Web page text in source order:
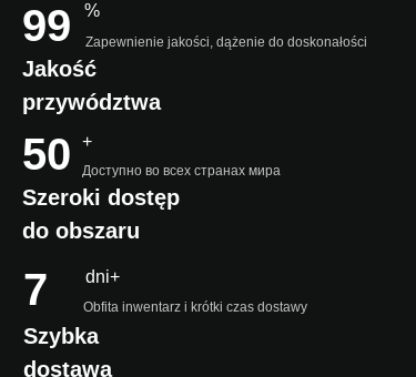
99 %
Zapewnienie jakości, dążenie do doskonałości
Jakość
przywództwa
7 dni+
Obfita inwentarz i krótki czas dostawy
Szybka
dostawa
50 Доступно во всех странах мира
+
Szeroki dostęp
do obszaru